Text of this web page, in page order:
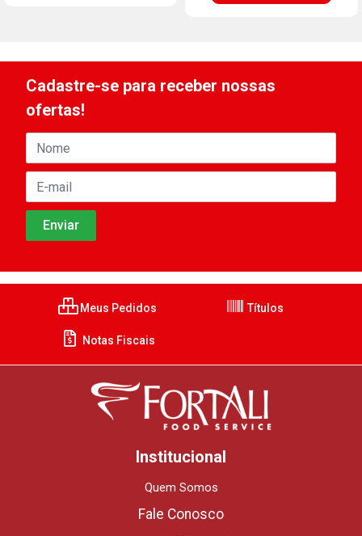
Cadastre-se para receber nossas
ofertas!
Meus Pedidos Títulos
Notas Fiscais
Institucional
Quem Somos
Fale Conosco